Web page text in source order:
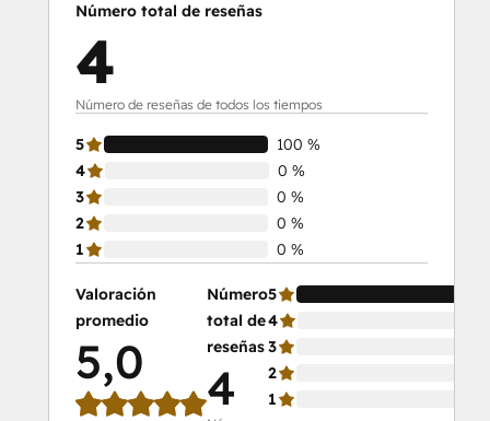
Número total de reseñas
4
Número de reseñas de todos los tiempos
5
100 %
4
0 %
3
0 %
2
0 %
1
0 %
Valoración
promedio
5,0
Número
total de
reseñas
4
5
4
3
2
1